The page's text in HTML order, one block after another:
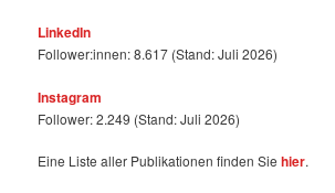
LinkedIn
Follower:innen: 8.617 (Stand: Juli 2026)
Instagram
Follower: 2.249 (Stand: Juli 2026)
Eine Liste aller Publikationen finden Siehier.